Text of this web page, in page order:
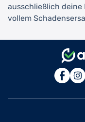
ausschließlich
vollem